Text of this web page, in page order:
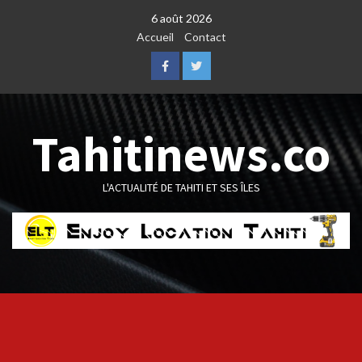
6 août 2026
Accueil
Contact
FacebookTwitter
Tahitinews.co
L'ACTUALITÉ DE TAHITI ET SES ÎLES